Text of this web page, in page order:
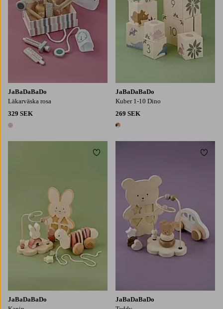
JaBaDaBaDo
Läkarväska rosa
329 SEK
1 färg
JaBaDaBaDo
Kuber 1-10 Dino
269 SEK
1 färg
JaBaDaBaDo
Lägg till i favoriter
JaBaDaBaDo